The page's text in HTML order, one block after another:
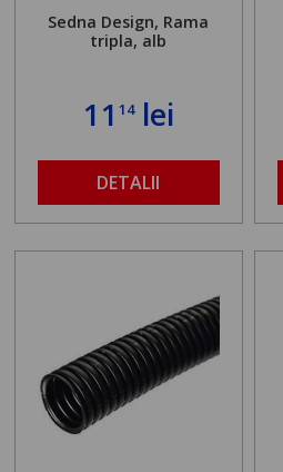
Sedna Design, Rama
tripla, alb
11 14lei
DETALII